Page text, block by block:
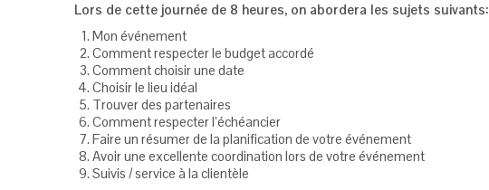
Lors de cette journée de 8 heures, on abordera les sujets suivants:
Mon événement
Comment respecter le budget accordé
Comment choisir une date
Choisir le lieu idéal
Trouver des partenaires
Comment respecter l’échéancier
Faire un résumer de la planification de votre événement
Avoir une excellente coordination lors de votre événement
Suivis / service à la clientèle